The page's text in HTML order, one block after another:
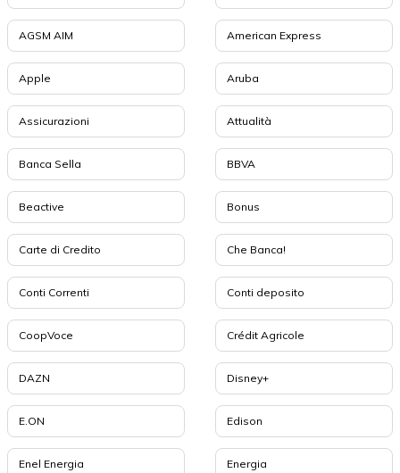
AGSM AIM American Express
Apple Aruba
Assicurazioni Attualità
Banca Sella BBVA
Beactive Bonus
Carte di Credito Che Banca!
Conti Correnti Conti deposito
CoopVoce Crédit Agricole
DAZN Disney+
E.ON Edison
Enel Energia Energia